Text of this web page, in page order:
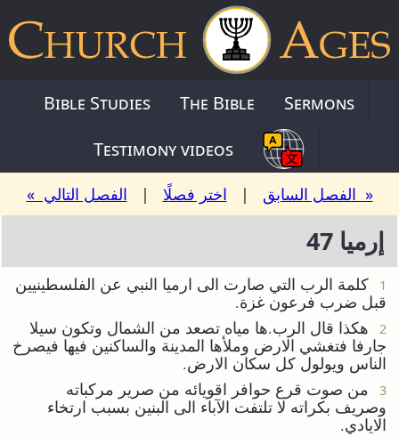
Bible Studies The Bible
Sermons
Testimony videos
« الفصل السابق | اختر فصلًا | الفصل التالي »
إرميا 47
1
كلمة الرب التي صارت الى ارميا النبي عن الفلسطينيين
قبل ضرب فرعون غزة.
2
هكذا قال الرب.ها مياه تصعد من الشمال وتكون سيلا
جارفا فتغشي الارض وملأها المدينة والساكنين فيها فيصرخ
الناس ويولول كل سكان الارض.
3
من صوت قرع حوافر اقويائه من صرير مركباته
وصريف بكراته لا تلتفت الآباء الى البنين بسبب ارتخاء
الايادي.